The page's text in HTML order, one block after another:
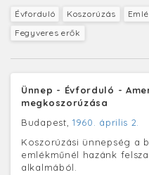
Évforduló Koszorúzás
Fegyveres erők
Ünnep - Évforduló -
megkoszorúzása
Budapest, 1960. április 2.
Koszorúzási ünnepség a
emlékműnél hazánk
alkalmából.